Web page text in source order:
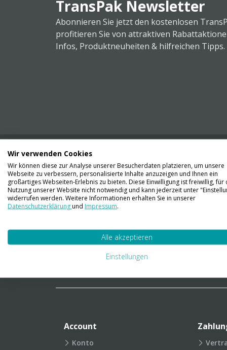
TransPak Newsletter
Abonnieren Sie jetzt den kostenlosen
profitieren Sie von attraktiven
Infos, Produktneuheiten & hilfreichen Tipps.
Kontaktieren Sie uns
061 711 73 56
Verpackungslexikon
FAQ
Account
Konto
Wir verwenden Cookies
Wir können diese zur Analyse unserer Besucherdaten platzieren, um unsere
Webseite zu verbessern, personalisierte Inhalte anzuzeigen und Ihnen ein
großartiges Webseiten-Erlebnis zu bieten. Diese Einwilligung ist freiwillig, für
Nutzung unserer Website nicht notwendig und kann jederzeit unter
widerrufen werden. Weitere Informationen erhalten Sie in unserer
Datenschutzerklärungund Impressum.
Alle akzeptieren
Einstellungen